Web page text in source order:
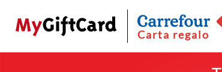
Carta regalo